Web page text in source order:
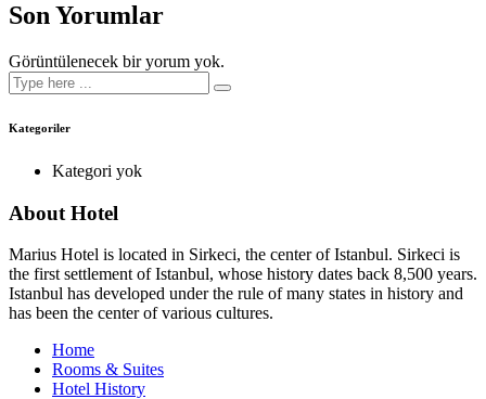
Son Yorumlar
Görüntülenecek bir yorum yok.
Kategoriler
Kategori yok
About Hotel
Marius Hotel is located in Sirkeci, the center of Istanbul. Sirkeci is
the first settlement of Istanbul, whose history dates back 8,500 years.
Istanbul has developed under the rule of many states in history and
has been the center of various cultures.
Home
Rooms & Suites
Hotel History